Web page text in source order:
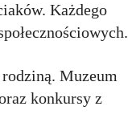
Każdego
Muzeum
konkursy z